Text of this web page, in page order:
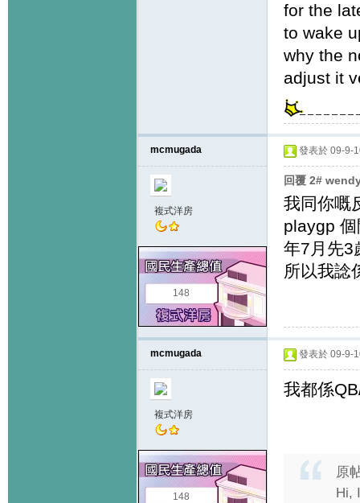
for the
to wake
why the
adjust it
mcmugada
複式洋房
148
發表於 09-9-
回覆 2#
我同你嘅
playgp
年7月先3
所以我諗
mcmugada
複式洋房
148
發表於 09-9-
我都係
原
Hi,